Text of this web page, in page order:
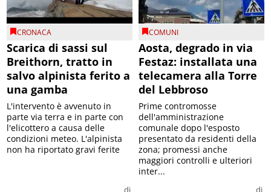
CRONACA
Scarica di sassi sul
Breithorn, tratto in
salvo alpinista ferito a
una gamba
di
L'intervento è avvenuto in
parte via terra e in parte con
l'elicottero a causa delle
condizioni meteo. L'alpinista
non ha riportato gravi ferite
COMUNI
Aosta, degrado in via
Festaz: installata una
telecamera alla Torre
del Lebbroso
di
Prime contromosse
dell'amministrazione
comunale dopo l'esposto
presentato da residenti della
zona; promessi anche
maggiori controlli e ulteriori
inter...